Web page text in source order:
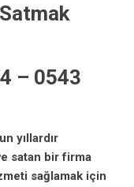
– 0543
yıllardır
satan bir firma
sağlamak için